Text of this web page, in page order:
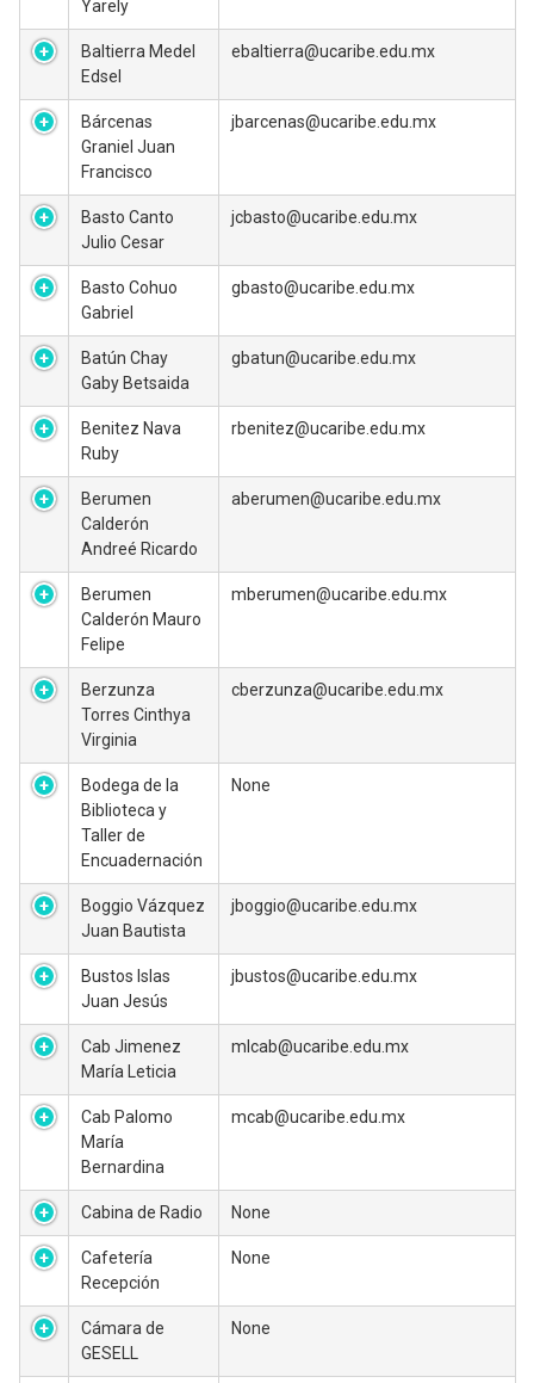
Yarely
Baltierra Medel
Edsel
ebaltierra@ucaribe.edu.mx
Bárcenas
Graniel Juan
Francisco
jbarcenas@ucaribe.edu.mx
Basto Canto
Julio Cesar
jcbasto@ucaribe.edu.mx
Basto Cohuo
Gabriel
gbasto@ucaribe.edu.mx
Batún Chay
Gaby Betsaida
gbatun@ucaribe.edu.mx
Benitez Nava
Ruby
rbenitez@ucaribe.edu.mx
Berumen
Calderón
Andreé Ricardo
aberumen@ucaribe.edu.mx
Berumen
Calderón Mauro
Felipe
mberumen@ucaribe.edu.mx
Berzunza
Torres Cinthya
Virginia
cberzunza@ucaribe.edu.mx
Bodega de la
Biblioteca y
Taller de
Encuadernación
None
Boggio Vázquez
Juan Bautista
jboggio@ucaribe.edu.mx
Bustos Islas
Juan Jesús
jbustos@ucaribe.edu.mx
Cab Jimenez
María Leticia
mlcab@ucaribe.edu.mx
Cab Palomo
María
Bernardina
mcab@ucaribe.edu.mx
Cabina de Radio None
Cafetería
Recepción
None
Cámara de
GESELL
None